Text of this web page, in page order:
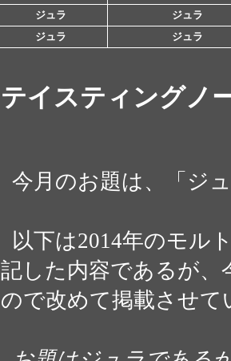
ジュラ
ジュラ
ジュラ ジュラ
テイスティングノ
今月のお題は、「ジ
以下は2014年のモル
記した内容であるが、
ので改めて掲載させて